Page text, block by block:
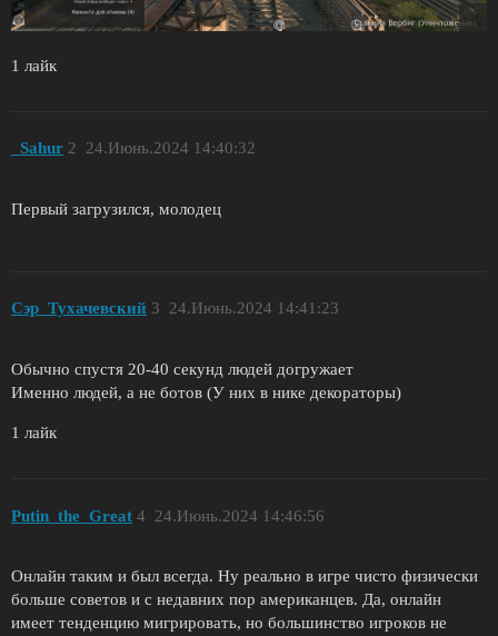
1 лайк
_Sahur 24.Июнь.2024 14:40:32
2
Первый загрузился, молодец
Сэр_Тухачевский 24.Июнь.2024 14:41:23
3
Обычно спустя 20-40 секунд людей догружает
Именно людей, а не ботов (У них в нике декораторы)
1 лайк
Putin_the_Great 24.Июнь.2024 14:46:56
4
Онлайн таким и был всегда. Ну реально в игре чисто физически
больше советов и с недавних пор американцев. Да, онлайн
имеет тенденцию мигрировать, но большинство игроков не